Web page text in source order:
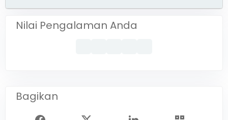
Nilai Pengalaman Anda
Bagikan